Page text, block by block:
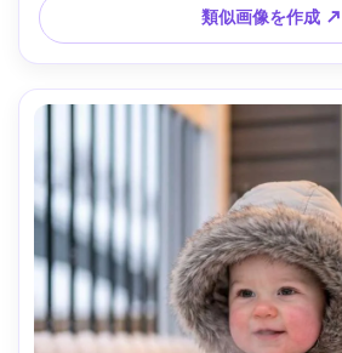
ート気分 --ar 4:5
類似画像を作成 ↗